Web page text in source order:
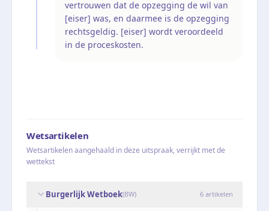
vertrouwen dat de opzegging de wil van
[eiser] was, en daarmee is de opzegging
rechtsgeldig. [eiser] wordt veroordeeld
in de proceskosten.
Wetsartikelen
Wetsartikelen aangehaald in deze uitspraak, verrijkt met de
wettekst
Burgerlijk Wetboek(BW) 6 artikelen